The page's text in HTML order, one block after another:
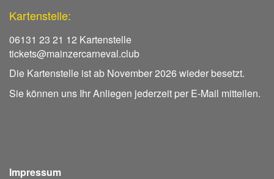
Kartenstelle:
06131 23 21 12 Kartenstelle
tickets@mainzercarneval.club
Die Kartenstelle ist ab November 2026 wieder besetzt.
Sie können uns Ihr Anliegen jederzeit per E-Mail mitteilen.
Impressum